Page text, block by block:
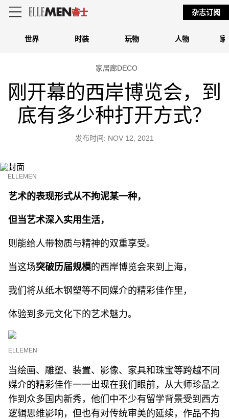
世界 时装 玩物 人物 家
杂志订阅
家居廊DECO
刚开幕的西岸博览会，到
底有多少种打开方式？
发布时间: NOV 12, 2021
ELLEMEN
艺术的表现形式从不拘泥某一种，
但当艺术深入实用生活，
则能给人带物质与精神的双重享受。
当这场突破历届规模的西岸博览会来到上海，
我们将从纸木钢塑等不同媒介的精彩佳作里，
体验到多元文化下的艺术魅力。
ELLEMEN
当绘画、雕塑、装置、影像、家具和珠宝等跨越不同
媒介的精彩佳作一一出现在我们眼前，从大师珍品之
作到众多国内新秀，他们中不少有留学背景受到西方
逻辑思维影响，但也有对传统审美的延续，作品不拘